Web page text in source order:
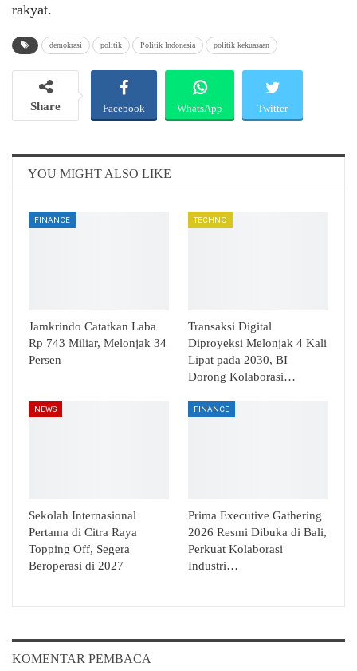
rakyat.
demokrasi politik Politik Indonesia politik kekuasaan
Share Facebook WhatsApp Twitter
YOU MIGHT ALSO LIKE
FINANCE
Jamkrindo Catatkan Laba
Rp 743 Miliar, Melonjak 34
Persen
TECHNO
Transaksi Digital
Diproyeksi Melonjak 4 Kali
Lipat pada 2030, BI
Dorong Kolaborasi…
NEWS
Sekolah Internasional
Pertama di Citra Raya
Topping Off, Segera
Beroperasi di 2027
FINANCE
Prima Executive Gathering
2026 Resmi Dibuka di Bali,
Perkuat Kolaborasi
Industri…
KOMENTAR PEMBACA